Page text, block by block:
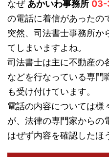
なぜ あかいわ事務所 03-
の電話に着信があったの
突然、司法書士事務所か
てしまいますよね。
司法書士は主に不動産の
などを行なっている専門
も受け付けています。
電話の内容については様
が、法律の専門家からの
はぜず内容を確認したほ